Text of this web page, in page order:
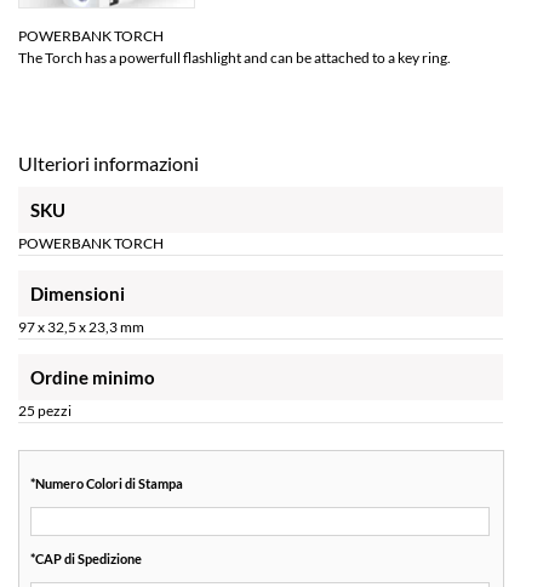
POWERBANK TORCH
The Torch has a powerfull flashlight and can be attached to a key ring.
Ulteriori informazioni
SKU
POWERBANK TORCH
Dimensioni
97 x 32,5 x 23,3 mm
Ordine minimo
25 pezzi
*Numero Colori di Stampa
*CAP di Spedizione